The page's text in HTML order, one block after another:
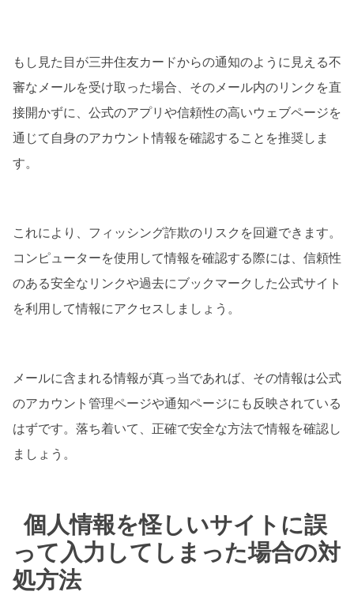
もし見た目が三井住友カードからの通知のように見える不
審なメールを受け取った場合、そのメール内のリンクを直
接開かずに、公式のアプリや信頼性の高いウェブページを
通じて自身のアカウント情報を確認することを推奨しま
す。
これにより、フィッシング詐欺のリスクを回避できます。
コンピューターを使用して情報を確認する際には、信頼性
のある安全なリンクや過去にブックマークした公式サイト
を利用して情報にアクセスしましょう。
メールに含まれる情報が真っ当であれば、その情報は公式
のアカウント管理ページや通知ページにも反映されている
はずです。落ち着いて、正確で安全な方法で情報を確認し
ましょう。
個人情報を怪しいサイトに誤
って入力してしまった場合の対
処方法